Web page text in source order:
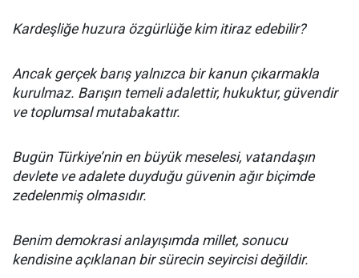
Kardeşliğe huzura özgürlüğe kim itiraz edebilir?
Ancak gerçek barış yalnızca bir kanun çıkarmakla
kurulmaz. Barışın temeli adalettir, hukuktur, güvendir
ve toplumsal mutabakattır.
Bugün Türkiye’nin en büyük meselesi, vatandaşın
devlete ve adalete duyduğu güvenin ağır biçimde
zedelenmiş olmasıdır.
Benim demokrasi anlayışımda millet, sonucu
kendisine açıklanan bir sürecin seyircisi değildir.